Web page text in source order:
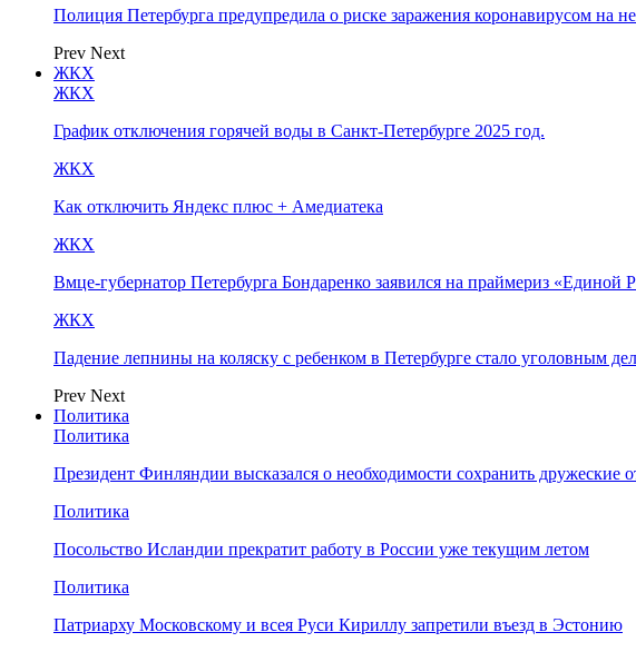
Полиция Петербурга предупредила о риске заражения коронавирусом на
Prev Next
ЖКХ
ЖКХ
График отключения горячей воды в Санкт-Петербурге 2025 год.
ЖКХ
Как отключить Яндекс плюс + Амедиатека
ЖКХ
Вмце-губернатор Петербурга Бондаренко заявился на праймериз «Единой
ЖКХ
Падение лепнины на коляску с ребенком в Петербурге стало уголовным
Prev Next
Политика
Политика
Президент Финляндии высказался о необходимости сохранить дружеские
Политика
Посольство Исландии прекратит работу в России уже текущим летом
Политика
Патриарху Московскому и всея Руси Кириллу запретили въезд в Эстонию